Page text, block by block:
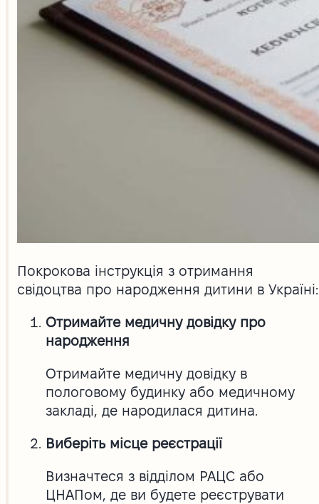
Покрокова інструкція з отримання
свідоцтва про народження дитини в Україні:
Отримайте медичну довідку про
народження
Отримайте медичну довідку в
пологовому будинку або медичному
закладі, де народилася дитина.
Виберіть місце реєстрації
Визначтеся з відділом РАЦС або
ЦНАПом, де ви будете реєструвати